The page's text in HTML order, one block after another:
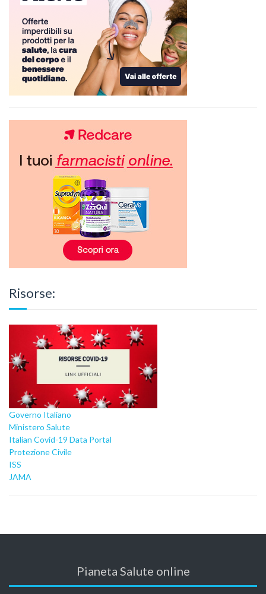
Risorse:
Governo Italiano
Ministero Salute
Italian Covid-19 Data Portal
Protezione Civile
ISS
JAMA
Pianeta Salute online